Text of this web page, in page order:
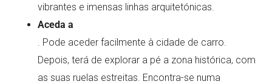
vibrantes e imensas linhas arquitetónicas.
Aceda a
. Pode aceder facilmente à cidade de carro.
Depois, terá de explorar a pé a zona histórica, com
as suas ruelas estreitas. Encontra-se numa